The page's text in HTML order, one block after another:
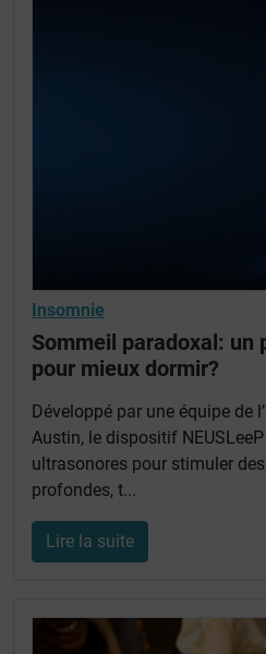
Insomnie
Sommeil paradoxal: un
pour mieux dormir?
Développé par une équipe de
Austin, le dispositif
ultrasonores pour stimuler
profondes, t...
Lire la suite